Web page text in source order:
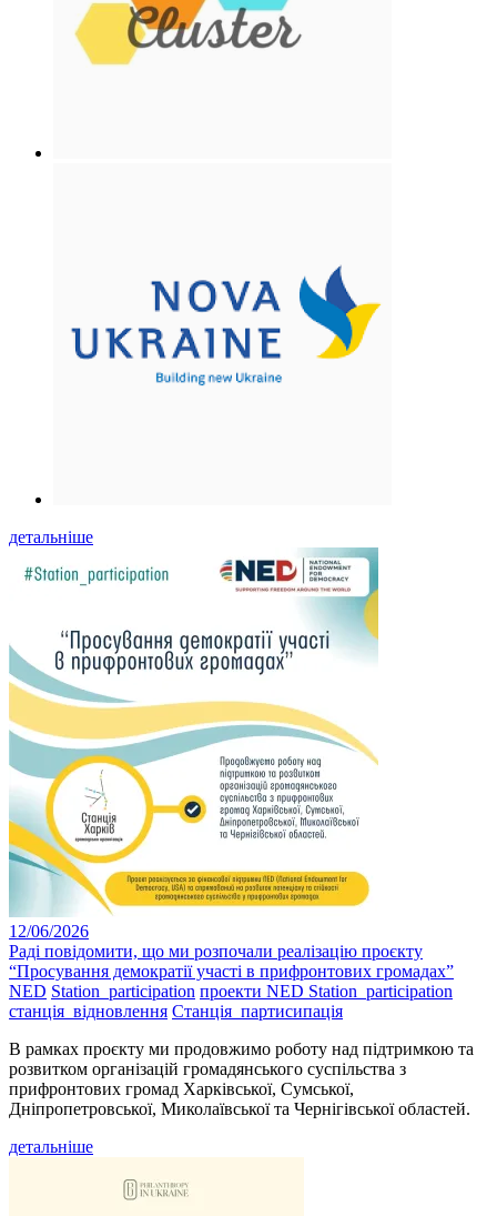
детальніше
12/06/2026
Раді повідомити, що ми розпочали реалізацію проєкту
“Просування демократії участі в прифронтових громадах”
NED Station_participation проекти NED Station_participation
станція_відновлення Станція_партисипація
В рамках проєкту ми продовжимо роботу над підтримкою та
розвитком організацій громадянського суспільства з
прифронтових громад Харківської, Сумської,
Дніпропетровської, Миколаївської та Чернігівської областей.
детальніше